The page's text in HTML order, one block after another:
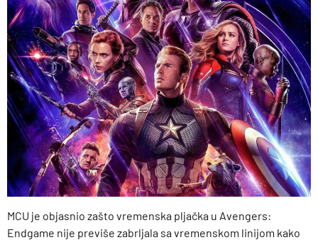
MCU je objasnio zašto vremenska pljačka u Avengers:
Endgame nije previše zabrljala sa vremenskom linijom kako